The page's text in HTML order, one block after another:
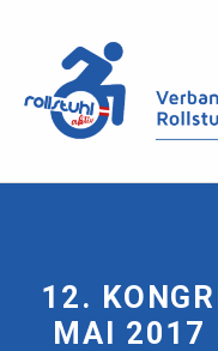
12.
MAI 2017